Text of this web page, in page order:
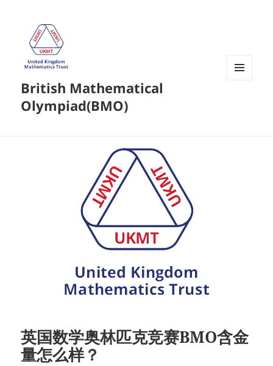
British Mathematical
Olympiad(BMO)
英国数学奥林匹克竞赛BMO含金
量怎么样？